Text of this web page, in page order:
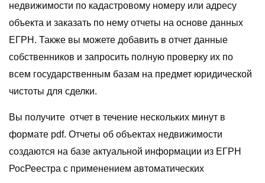
недвижимости по кадастровому номеру или адресу
объекта и заказать по нему отчеты на основе данных
ЕГРН. Также вы можете добавить в отчет данные
собственников и запросить полную проверку их по
всем государственным базам на предмет юридической
чистоты для сделки.
Вы получите отчет в течение нескольких минут в
формате pdf. Отчеты об объектах недвижимости
создаются на базе актуальной информации из ЕГРН
РосРеестра с применением автоматических